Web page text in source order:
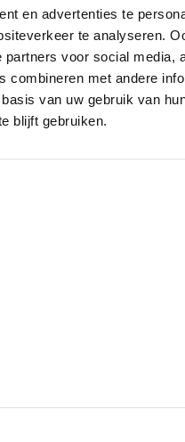
en advertenties te
te analyseren.
voor social media,
combineren met andere
van uw gebruik van
blijft gebruiken.